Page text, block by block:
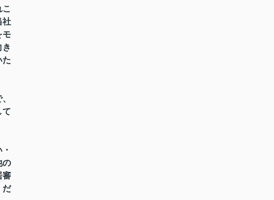
社
モ
た
て
の
審
だ